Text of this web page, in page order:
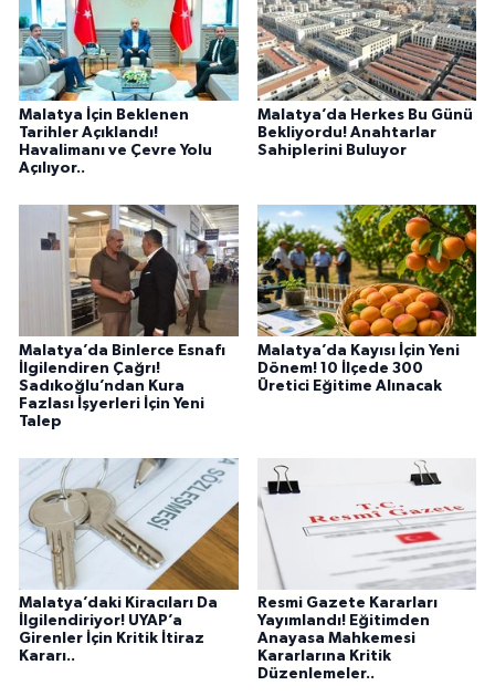
Malatya İçin Beklenen
Tarihler Açıklandı!
Havalimanı ve Çevre Yolu
Açılıyor..
Malatya’da Herkes Bu Günü
Bekliyordu! Anahtarlar
Sahiplerini Buluyor
Malatya’da Binlerce Esnafı
İlgilendiren Çağrı!
Sadıkoğlu’ndan Kura
Fazlası İşyerleri İçin Yeni
Talep
Malatya’da Kayısı İçin Yeni
Dönem! 10 İlçede 300
Üretici Eğitime Alınacak
Malatya’daki Kiracıları Da
İlgilendiriyor! UYAP’a
Girenler İçin Kritik İtiraz
Kararı..
Resmi Gazete Kararları
Yayımlandı! Eğitimden
Anayasa Mahkemesi
Kararlarına Kritik
Düzenlemeler..